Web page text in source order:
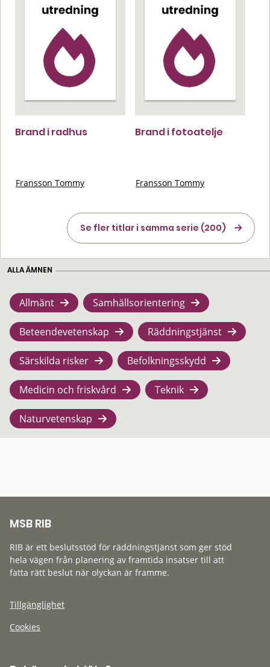
Brand i radhus
Fransson Tommy
Brand i fotoatelje
Fransson Tommy
Se fler titlar i samma serie (200)
ALLA ÄMNEN
Allmänt Samhällsorientering
Beteendevetenskap Räddningstjänst
Särskilda risker Befolkningsskydd
Medicin och friskvård Teknik
Naturvetenskap
MSB RIB
RIB är ett beslutsstöd för räddningstjänst som ger stöd
hela vägen från planering av framtida insatser till att
fatta rätt beslut när olyckan är framme.
Tillgänglighet
Cookies